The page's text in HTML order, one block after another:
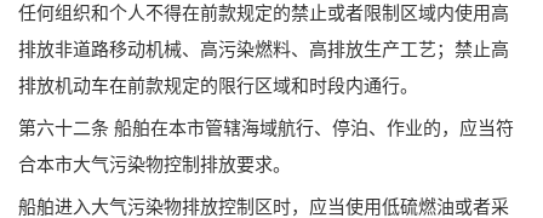
任何组织和个人不得在前款规定的禁止或者限制区域内使用高
排放非道路移动机械、高污染燃料、高排放生产工艺；禁止高
排放机动车在前款规定的限行区域和时段内通行。
第六十二条 船舶在本市管辖海域航行、停泊、作业的，应当符
合本市大气污染物控制排放要求。
船舶进入大气污染物排放控制区时，应当使用低硫燃油或者采